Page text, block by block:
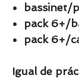
bassinet/
pack 6+/
pack 6+/
Igual de